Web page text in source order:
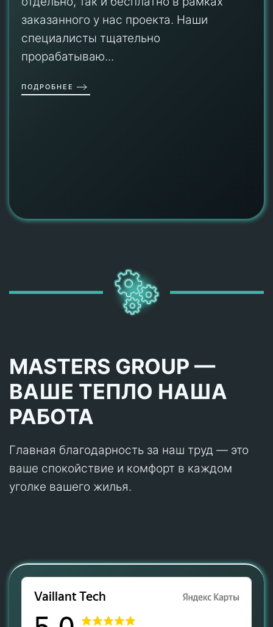
заказанного у нас проекта. Наши
специалисты тщательно
прорабатываю...
ПОДРОБНЕЕ
MASTERS GROUP —
ВАШЕ ТЕПЛО НАША
РАБОТА
Главная благодарность за наш труд — это
ваше спокойствие и комфорт в каждом
уголке вашего жилья.